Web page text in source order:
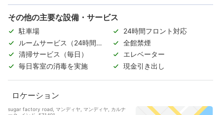
その他の主要な設備・サービス
駐車場
24時間フロント対応
ルームサービス（24時間対
応）
全館禁煙
清掃サービス（毎日）
エレベーター
毎日客室の消毒を実施
現金引き出し
ロケーション
sugar factory road, マンディヤ, マンディヤ, カルナ